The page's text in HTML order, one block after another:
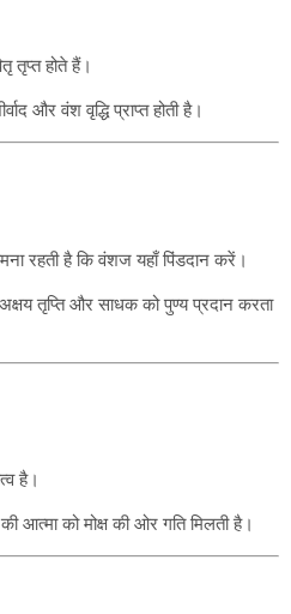
तृप्त होते हैं।
और वंश वृद्धि प्राप्त होती है।
रहती है कि वंशज यहाँ पिंडदान करें।
अक्षय तृप्ति और साधक को पुण्य प्रदान करता
है।
आत्मा को मोक्ष की ओर गति मिलती है।